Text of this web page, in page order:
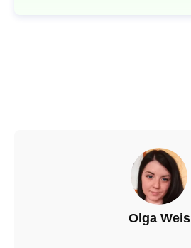
Olga Weis